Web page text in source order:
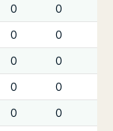
0
0
0
0
0
0
0
0
0
0